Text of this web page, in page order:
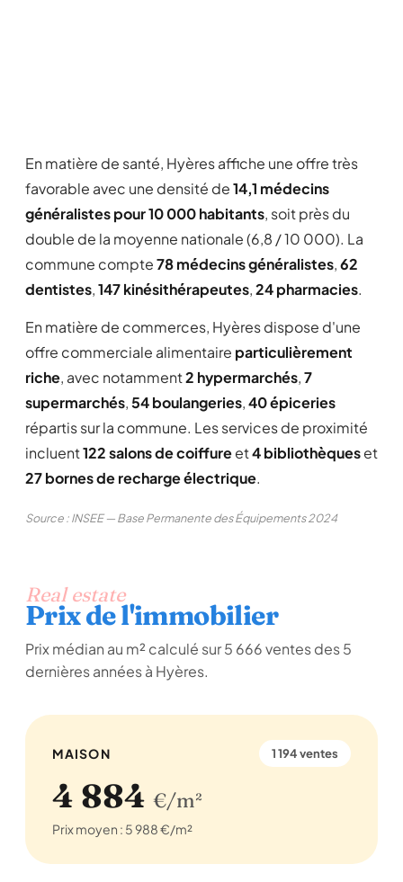
En matière de santé, Hyères affiche une offre très
favorable avec une densité de14,1 médecins
généralistes pour 10 000 habitants, soit près du
double de la moyenne nationale (6,8 / 10 000). La
commune compte78 médecins généralistes,62
dentistes,147 kinésithérapeutes,24 pharmacies.
En matière de commerces, Hyères dispose d'une
offre commerciale alimentaire particulièrement
riche, avec notamment2 hypermarchés,7
supermarchés,54 boulangeries,40 épiceries
répartis sur la commune. Les services de proximité
incluent122 salons de coiffureet4 bibliothèqueset
27 bornes de recharge électrique.
Source : INSEE — Base Permanente des Équipements 2024
Real estate
Prix de l'immobilier
Prix médian au m² calculé sur 5 666 ventes des 5
dernières années à Hyères.
MAISON 1 194 ventes
4 884 €/m²
Prix moyen : 5 988 €/m²